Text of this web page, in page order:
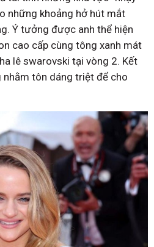
những khoảng hở hút mắt
Ý tưởng được anh thể hiện
cao cấp cùng tông xanh mát
lê swarovski tại vòng 2. Kết
tôn dáng triệt để cho